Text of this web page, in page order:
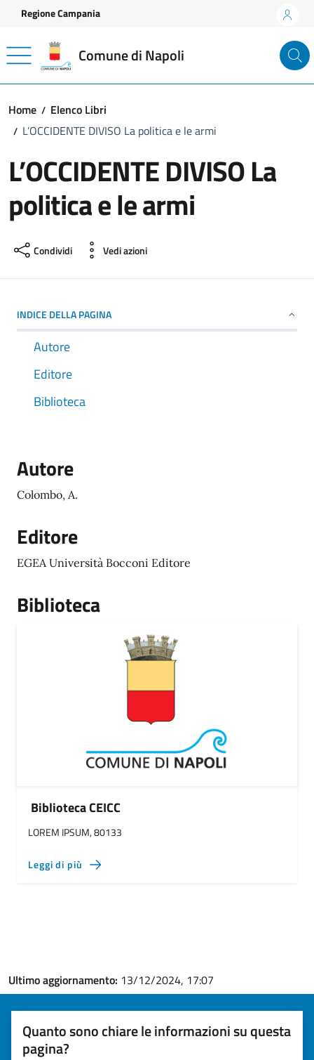
Vai ai contenuti
Vai al footer
Regione Campania
Comune di Napoli
Home
Elenco Libri
L’OCCIDENTE DIVISO La politica e le armi
L’OCCIDENTE DIVISO La
politica e le armi
Condividi Vedi azioni
INDICE DELLA PAGINA
Autore
Editore
Biblioteca
Autore
Colombo, A.
Editore
EGEA Università Bocconi Editore
Biblioteca
Biblioteca CEICC
LOREM IPSUM, 80133
Leggi di più
Ultimo aggiornamento: 13/12/2024, 17:07
Quanto sono chiare le informazioni su questa
pagina?